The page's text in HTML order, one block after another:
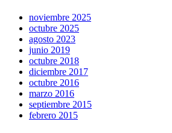
noviembre 2025
octubre 2025
agosto 2023
junio 2019
octubre 2018
diciembre 2017
octubre 2016
marzo 2016
septiembre 2015
febrero 2015